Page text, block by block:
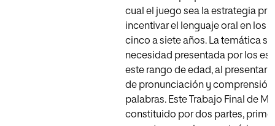
cual el juego sea la estrategia
incentivar el lenguaje oral en los
cinco a siete años. La temática
necesidad presentada por los
este rango de edad, al presentar
de pronunciación y comprensión
palabras. Este Trabajo Final de
constituido por dos partes,